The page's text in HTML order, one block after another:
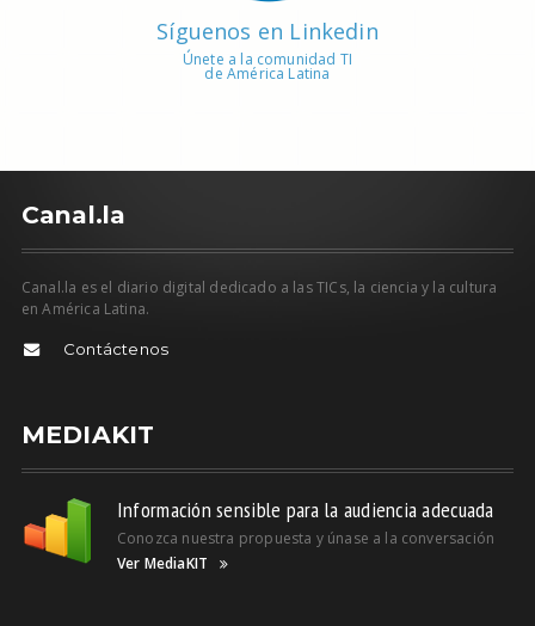
Síguenos en Linkedin
Únete a la comunidad TI
de América Latina
Canal.la
Canal.la es el diario digital dedicado a las TICs, la ciencia y la cultura
en América Latina.
Contáctenos
MEDIAKIT
Información sensible para la audiencia adecuada
Conozca nuestra propuesta y únase a la conversación
Ver MediaKIT